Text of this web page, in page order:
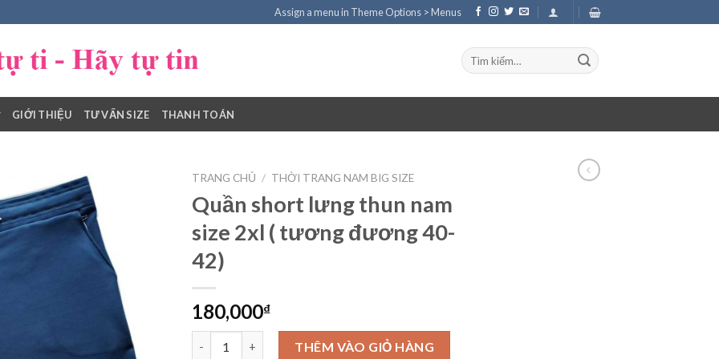
Assign a menu in Theme Options > Menus
Tìm
kiếm:
GIỚI THIỆU TƯ VẤN SIZE THANH TOÁN
TRANG CHỦ / THỜI TRANG NAM BIG SIZE
Quần short lưng thun nam
size 2xl ( tương đương 40-
42)
180,000₫
Quần short lưng thun nam size 2xl ( tương đương 40-42) số lượng
THÊM VÀO GIỎ HÀNG